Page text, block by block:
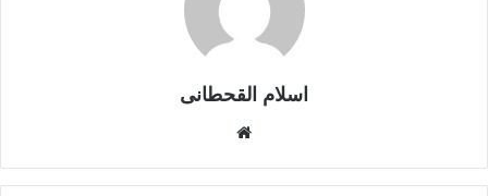
اسلام القحطانى
ق